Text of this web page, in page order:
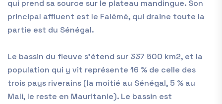
qui prend sa source sur le plateau mandingue. Son
principal affluent est le Falémé, qui draine toute la
partie est du Sénégal.
Le bassin du fleuve s’étend sur 337 500 km2, et la
population qui y vit représente 16 % de celle des
trois pays riverains (la moitié au Sénégal, 5 % au
Mali, le reste en Mauritanie). Le bassin est